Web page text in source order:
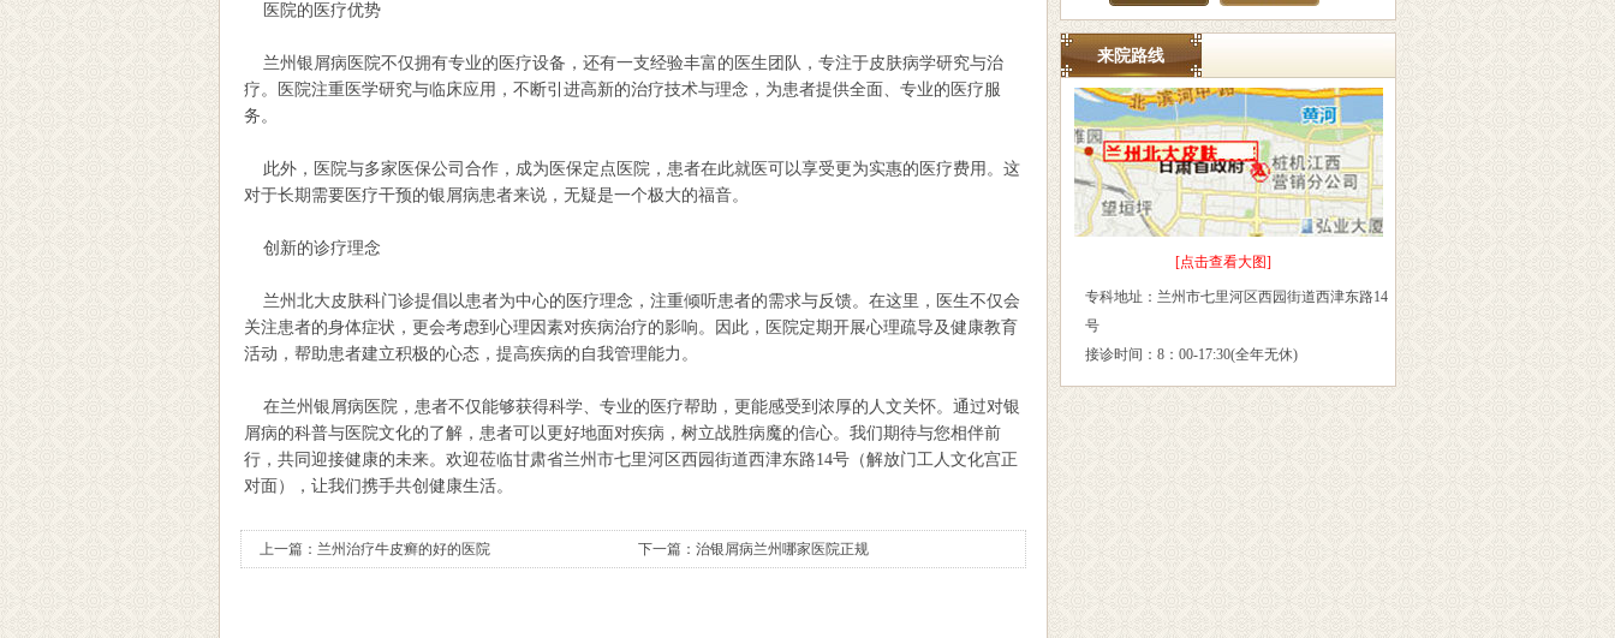
医院的医疗优势
兰州银屑病医院不仅拥有专业的医疗设备，还有一支经验丰富的医生团队，专注于皮肤病学研究与治
疗。医院注重医学研究与临床应用，不断引进高新的治疗技术与理念，为患者提供全面、专业的医疗服
务。
此外，医院与多家医保公司合作，成为医保定点医院，患者在此就医可以享受更为实惠的医疗费用。这
对于长期需要医疗干预的银屑病患者来说，无疑是一个极大的福音。
创新的诊疗理念
兰州北大皮肤科门诊提倡以患者为中心的医疗理念，注重倾听患者的需求与反馈。在这里，医生不仅会
关注患者的身体症状，更会考虑到心理因素对疾病治疗的影响。因此，医院定期开展心理疏导及健康教育
活动，帮助患者建立积极的心态，提高疾病的自我管理能力。
在兰州银屑病医院，患者不仅能够获得科学、专业的医疗帮助，更能感受到浓厚的人文关怀。通过对银
屑病的科普与医院文化的了解，患者可以更好地面对疾病，树立战胜病魔的信心。我们期待与您相伴前
行，共同迎接健康的未来。欢迎莅临甘肃省兰州市七里河区西园街道西津东路14号（解放门工人文化宫正
对面），让我们携手共创健康生活。
上一篇： 兰州治疗牛皮癣的好的医院 下一篇： 治银屑病兰州哪家医院正规
来院路线
[点击查看大图]
专科地址：兰州市七里河区西园街道西津东路14
号
接诊时间：8：00-17:30(全年无休)